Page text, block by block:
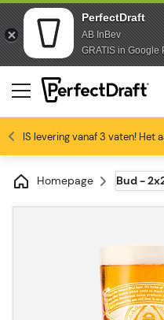
PerfectDraft
AB InBev
GRATIS in Google
levering vanaf 3 vaten! Het
Profiteer van
Bierliefhebbers zijn
Homepage Bud -